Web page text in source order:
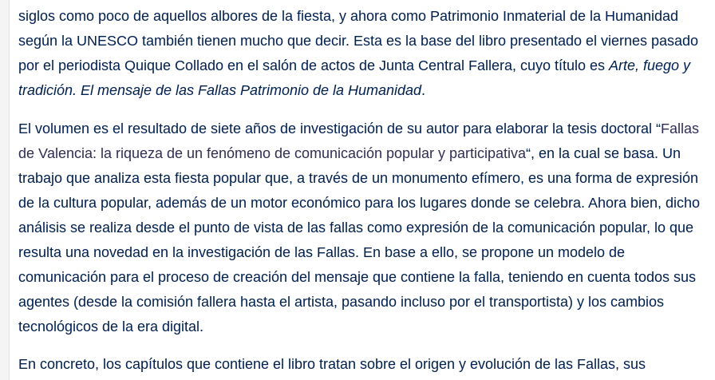
siglos como poco de aquellos albores de la fiesta, y ahora como Patrimonio Inmaterial de la Humanidad
según la UNESCO también tienen mucho que decir. Esta es la base del libro presentado el viernes pasado
por el periodista Quique Collado en el salón de actos de Junta Central Fallera, cuyo título esArte, fuego y
tradición. El mensaje de las Fallas Patrimonio de la Humanidad.
El volumen es el resultado de siete años de investigación de su autor para elaborar la tesis doctoral “Fallas
de Valencia: la riqueza de un fenómeno de comunicación popular y participativa“, en la cual se basa. Un
trabajo que analiza esta fiesta popular que, a través de un monumento efímero, es una forma de expresión
de la cultura popular, además de un motor económico para los lugares donde se celebra. Ahora bien, dicho
análisis se realiza desde el punto de vista de las fallas como expresión de la comunicación popular, lo que
resulta una novedad en la investigación de las Fallas. En base a ello, se propone un modelo de
comunicación para el proceso de creación del mensaje que contiene la falla, teniendo en cuenta todos sus
agentes (desde la comisión fallera hasta el artista, pasando incluso por el transportista) y los cambios
tecnológicos de la era digital.
En concreto, los capítulos que contiene el libro tratan sobre el origen y evolución de las Fallas, sus